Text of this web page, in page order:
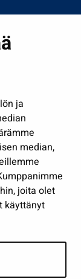
ja
median,
joita olet
käyttänyt